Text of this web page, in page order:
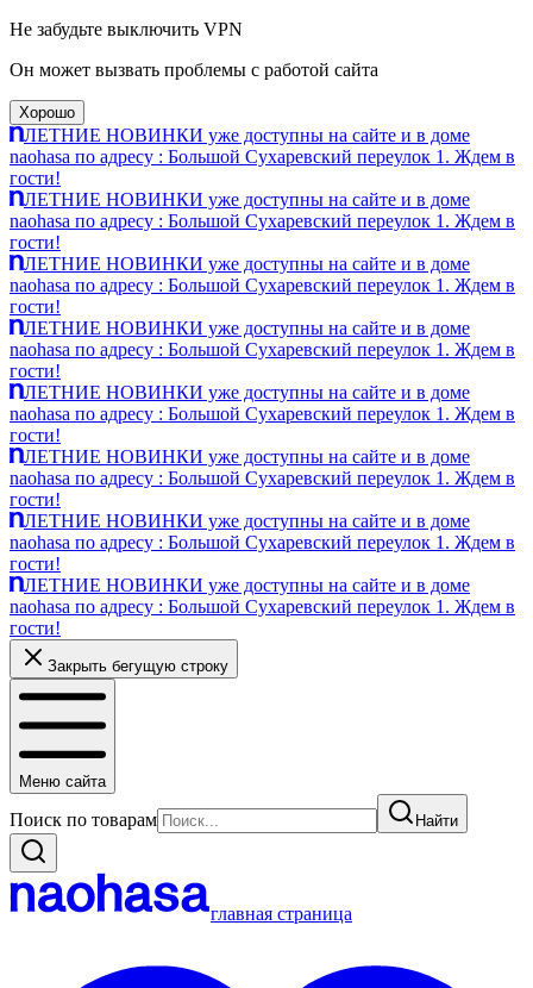
Не забудьте выключить VPN
Он может вызвать проблемы с работой сайта
Хорошо
ЛЕТНИЕ НОВИНКИ уже доступны на сайте и в доме
naohasa по адресу : Большой Сухаревский переулок 1. Ждем в
гости!
ЛЕТНИЕ НОВИНКИ уже доступны на сайте и в доме
naohasa по адресу : Большой Сухаревский переулок 1. Ждем в
гости!
ЛЕТНИЕ НОВИНКИ уже доступны на сайте и в доме
naohasa по адресу : Большой Сухаревский переулок 1. Ждем в
гости!
ЛЕТНИЕ НОВИНКИ уже доступны на сайте и в доме
naohasa по адресу : Большой Сухаревский переулок 1. Ждем в
гости!
ЛЕТНИЕ НОВИНКИ уже доступны на сайте и в доме
naohasa по адресу : Большой Сухаревский переулок 1. Ждем в
гости!
ЛЕТНИЕ НОВИНКИ уже доступны на сайте и в доме
naohasa по адресу : Большой Сухаревский переулок 1. Ждем в
гости!
ЛЕТНИЕ НОВИНКИ уже доступны на сайте и в доме
naohasa по адресу : Большой Сухаревский переулок 1. Ждем в
гости!
ЛЕТНИЕ НОВИНКИ уже доступны на сайте и в доме
naohasa по адресу : Большой Сухаревский переулок 1. Ждем в
гости!
Закрыть бегущую строку
Меню сайта
Поиск по товарам Найти
главная страница